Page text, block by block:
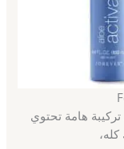
تركيبة هامة تحتوي